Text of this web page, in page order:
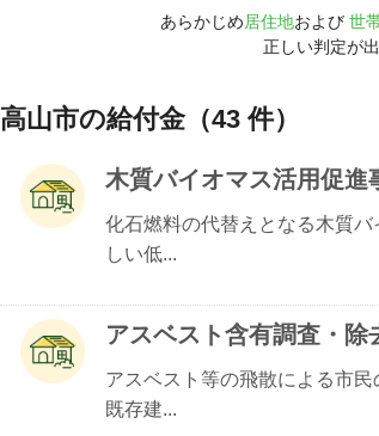
あらかじめ居住地および 世
正しい判定が
高山市の給付金（43 件）
木質バイオマス活用促進
化石燃料の代替えとなる木質
しい低...
アスベスト含有調査・除
アスベスト等の飛散による市
既存建...